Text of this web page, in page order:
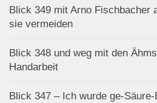
Blick 349 mit Arno Fischbacher
sie vermeiden
Blick 348 und weg mit den
Handarbeit
Blick 347 – Ich wurde ge-